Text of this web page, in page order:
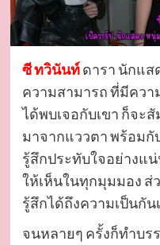
ซี ทวินันท์ดารา นักแส
ความสามารถ ที่มีควา
ได้พบเจอกับเขา ก็จะ
มาจากแววตา พร้อมกั
รู้สึกประทับใจอย่างแ
ให้เห็นในทุกมุมมอง
รู้สึกได้ถึงความเป็นกัน
จนหลายๆ ครั้งก็ทำบ